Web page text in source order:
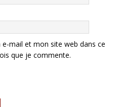
mail et mon site web dans ce
que je commente.